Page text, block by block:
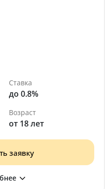
Ставка
до 0.8%
Возраст
от 18 лет
заявку